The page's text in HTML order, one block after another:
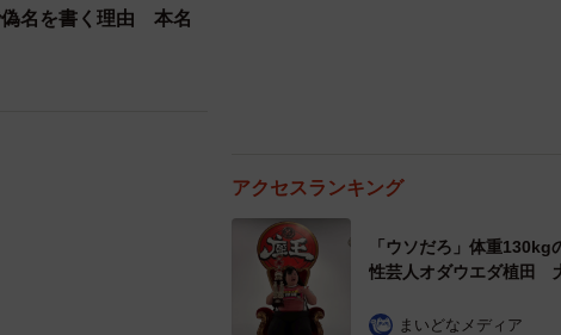
名を書く理由 本名
アクセスランキング
「ウソだろ」体重130kg
性芸人オダウエダ植田
で」 まいどなメディア